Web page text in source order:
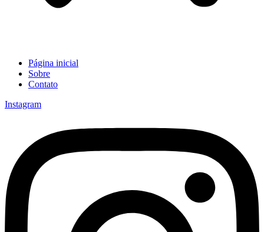
Página inicial
Sobre
Contato
Instagram